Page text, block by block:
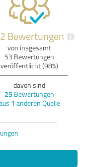
Bewertungen i
von insgesamt
53 Bewertungen
veröffentlicht (98%)
davon sind
25 Bewertungen
1 anderen Quelle